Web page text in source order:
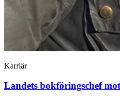
Karriär
Landets bokföringschef